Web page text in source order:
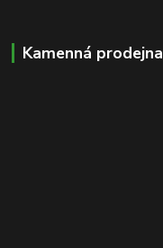
Kamenná prodejna